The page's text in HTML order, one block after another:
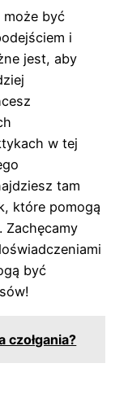
może być
i
jest, aby
w tej
tam
które pomogą
Zachęcamy
być
czołgania?